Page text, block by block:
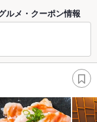
ルメ・クーポン情報